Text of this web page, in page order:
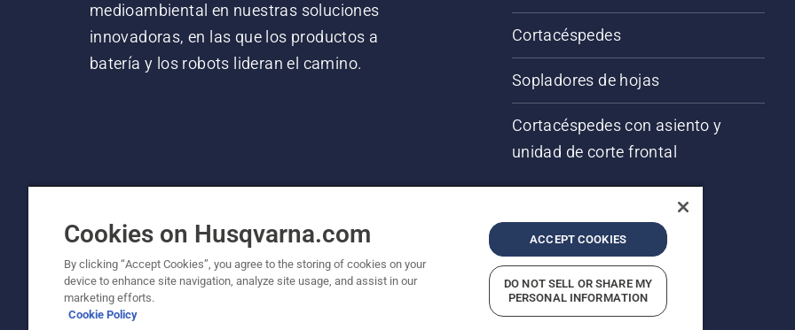
medioambiental en nuestras soluciones
innovadoras, en las que los productos a
batería y los robots lideran el camino.
Cortacéspedes
Sopladores de hojas
Cortacéspedes con asiento y
unidad de corte frontal
© Husqvarna AB (publ). Todos los derechos reservados.
Política de cookies
Cookies on Husqvarna.com
By clicking “Accept Cookies”, you agree to the storing of cookies on your
device to enhance site navigation, analyze site usage, and assist in our
marketing efforts.
Cookie Policy
ACCEPT COOKIES
DO NOT SELL OR SHARE MY
PERSONAL INFORMATION